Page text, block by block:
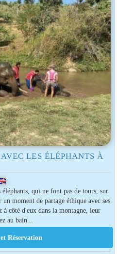
LES ÉLÉPHANTS À
éléphants, qui ne font pas de tours, sur
moment de partage éthique avec ses
à côté d'eux dans la montagne, leur
au bain...